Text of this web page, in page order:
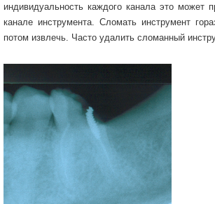
индивидуальность каждого канала это может
канале инструмента. Сломать инструмент
потом извлечь. Часто удалить сломанный